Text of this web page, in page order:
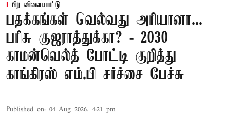
பிற விளையாட்டு
பதக்கங்கள் வெல்வது அரியானா...
பரிசு குஜராத்துக்கா? - 2030
காமன்வெல்த் போட்டி குறித்து
காங்கிரஸ் எம்.பி சர்ச்சை பேச்சு
Published on: 04 Aug 2026, 4:21 pm